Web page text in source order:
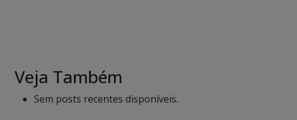
Veja Também
Sem posts recentes disponíveis.